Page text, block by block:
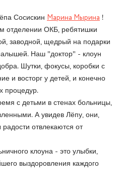
Сосискин Марина Мырина !
отделении ОКБ, ребятишки
заводной, щедрый на подарки
Наш "доктор" - клоун
Шутки, фокусы, коробки с
и восторг у детей, и конечно
процедур.
с детьми в стенах больницы,
А увидев Лёпу, они,
отвлекаются от
клоуна - это улыбки,
выздоровления каждого